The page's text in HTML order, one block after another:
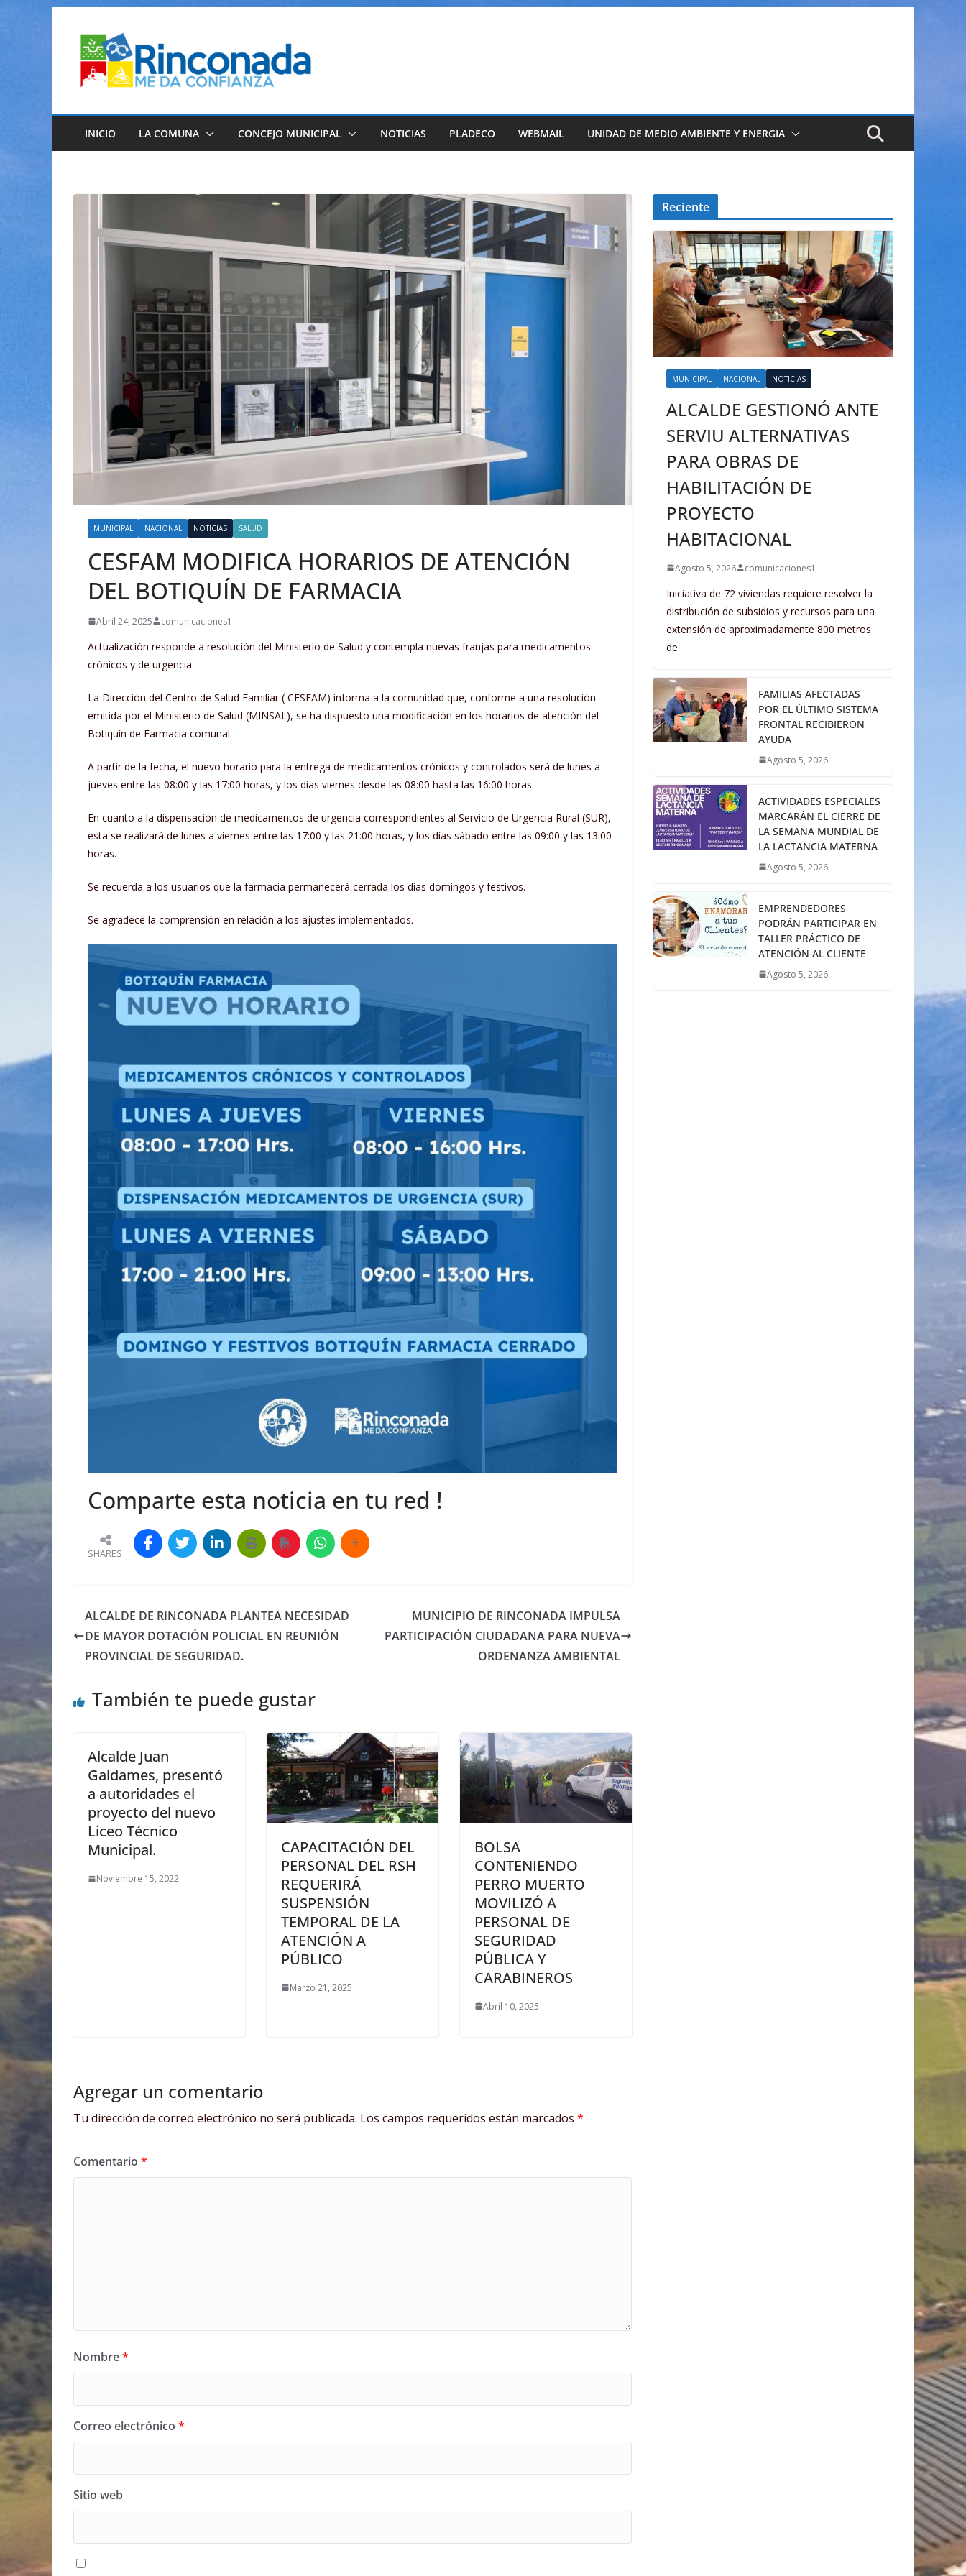
contenido
INICIO LA COMUNA CONCEJO MUNICIPAL NOTICIAS PLADECO WEBMAIL UNIDAD DE MEDIO AMBIENTE Y ENERGIA
MUNICIPAL NACIONAL NOTICIAS SALUD
CESFAM MODIFICA HORARIOS DE ATENCIÓN
DEL BOTIQUÍN DE FARMACIA
Abril 24, 2025 comunicaciones1
Actualización responde a resolución del Ministerio de Salud y contempla nuevas franjas para medicamentos
crónicos y de urgencia.
La Dirección del Centro de Salud Familiar ( CESFAM) informa a la comunidad que, conforme a una resolución
emitida por el Ministerio de Salud (MINSAL), se ha dispuesto una modificación en los horarios de atención del
Botiquín de Farmacia comunal.
A partir de la fecha, el nuevo horario para la entrega de medicamentos crónicos y controlados será de lunes a
jueves entre las 08:00 y las 17:00 horas, y los días viernes desde las 08:00 hasta las 16:00 horas.
En cuanto a la dispensación de medicamentos de urgencia correspondientes al Servicio de Urgencia Rural (SUR),
esta se realizará de lunes a viernes entre las 17:00 y las 21:00 horas, y los días sábado entre las 09:00 y las 13:00
horas.
Se recuerda a los usuarios que la farmacia permanecerá cerrada los días domingos y festivos.
Se agradece la comprensión en relación a los ajustes implementados.
Comparte esta noticia en tu red !
SHARES
ALCALDE DE RINCONADA PLANTEA NECESIDAD
DE MAYOR DOTACIÓN POLICIAL EN REUNIÓN
PROVINCIAL DE SEGURIDAD.
MUNICIPIO DE RINCONADA IMPULSA
PARTICIPACIÓN CIUDADANA PARA NUEVA
ORDENANZA AMBIENTAL
También te puede gustar
Alcalde Juan
Galdames, presentó
a autoridades el
proyecto del nuevo
Liceo Técnico
Municipal.
Noviembre 15, 2022
CAPACITACIÓN DEL
PERSONAL DEL RSH
REQUERIRÁ
SUSPENSIÓN
TEMPORAL DE LA
ATENCIÓN A
PÚBLICO
Marzo 21, 2025
BOLSA
CONTENIENDO
PERRO MUERTO
MOVILIZÓ A
PERSONAL DE
SEGURIDAD
PÚBLICA Y
CARABINEROS
Abril 10, 2025
Agregar un comentario
Tu dirección de correo electrónico no será publicada. Los campos requeridos están marcados *
Comentario *
Nombre*
Correo electrónico *
Sitio web
Reciente
MUNICIPAL NACIONAL NOTICIAS
ALCALDE GESTIONÓ ANTE
SERVIU ALTERNATIVAS
PARA OBRAS DE
HABILITACIÓN DE
PROYECTO
HABITACIONAL
Agosto 5, 2026 comunicaciones1
Iniciativa de 72 viviendas requiere resolver la
distribución de subsidios y recursos para una
extensión de aproximadamente 800 metros
de
FAMILIAS AFECTADAS
POR EL ÚLTIMO SISTEMA
FRONTAL RECIBIERON
AYUDA
Agosto 5, 2026
ACTIVIDADES ESPECIALES
MARCARÁN EL CIERRE DE
LA SEMANA MUNDIAL DE
LA LACTANCIA MATERNA
Agosto 5, 2026
EMPRENDEDORES
PODRÁN PARTICIPAR EN
TALLER PRÁCTICO DE
ATENCIÓN AL CLIENTE
Agosto 5, 2026